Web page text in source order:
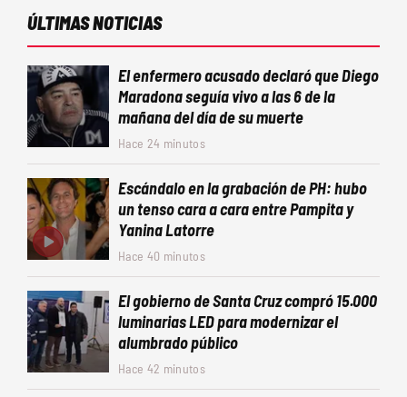
ÚLTIMAS NOTICIAS
El enfermero acusado declaró que Diego
Maradona seguía vivo a las 6 de la
mañana del día de su muerte
Hace 24 minutos
Escándalo en la grabación de PH: hubo
un tenso cara a cara entre Pampita y
Yanina Latorre
Hace 40 minutos
El gobierno de Santa Cruz compró 15.000
luminarias LED para modernizar el
alumbrado público
Hace 42 minutos